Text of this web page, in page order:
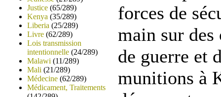
Justice (65/289)
Kenya (35/289)
Liberia (25/289)
Livre (62/289)
Lois transmission
intentionnelle (24/289)
Malawi (11/289)
Mali (21/289)
Médecine (62/289)
Médicament, Traitements
forces de
main sur des
de guerre et
munitions à